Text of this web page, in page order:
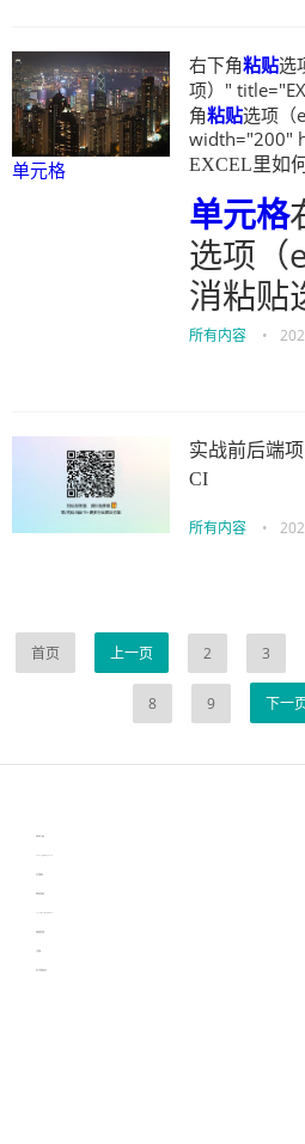
单元格
右下角粘贴选
项）"
角粘贴选项（
width="200"
EXCEL里如
单元格
选项（
消粘贴
所有内容 •
实战前后端
CI
所有内容 •
首页 上一页 2 3
8 9 下一